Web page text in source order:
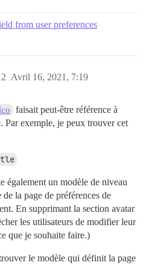
from user preferences
Avril 16, 2021, 7:19
faisait peut-être référence à
Par exemple, je peux trouver cet
également un modèle de niveau
la page de préférences de
En supprimant la section avatar
les utilisateurs de modifier leur
que je souhaite faire.)
le modèle qui définit la page